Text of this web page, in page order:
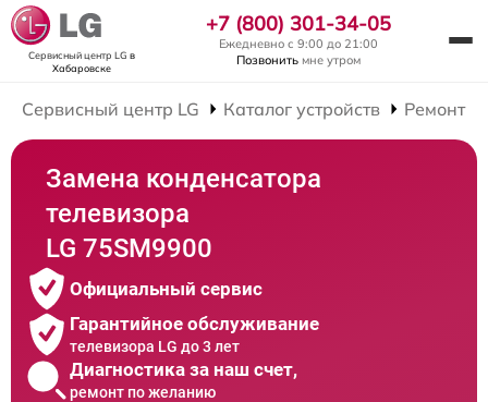
Сервисный центр LG в
Хабаровске
+7 (800) 301-34-05
Ежедневно с 9:00 до 21:00
Позвонить мне утром
Сервисный центр LG Каталог устройств Ремонт
Замена конденсатора
телевизора
LG 75SM9900
Официальный сервис
Гарантийное обслуживание
телевизора LG до 3 лет
Диагностика за наш счет,
ремонт по желанию